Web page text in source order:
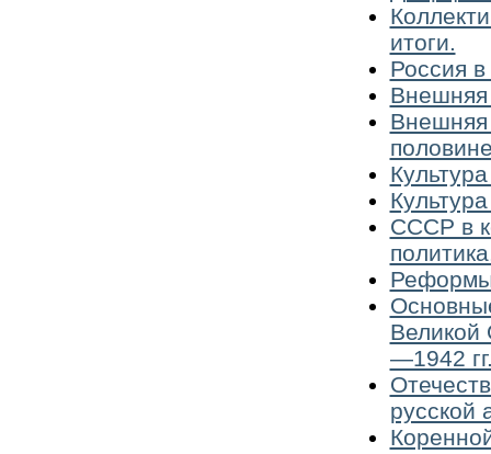
итоги.
Россия
Внешняя
Внешняя
СССР в
Реформы
Великой
—1942
русской